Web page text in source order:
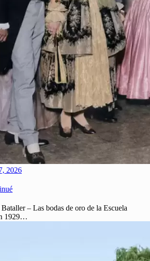
2026
– Las bodas de oro de la Escuela
1929…